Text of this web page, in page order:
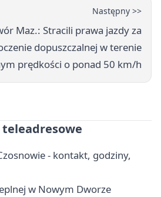
Następny >>
Maz.: Stracili prawa jazdy za
dopuszczalnej w terenie
prędkości o ponad 50 km/h
- kontakt, godziny,
w Nowym Dworze